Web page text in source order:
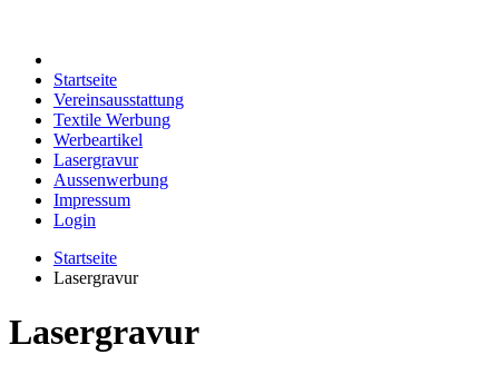
Startseite
Vereinsausstattung
Textile Werbung
Werbeartikel
Lasergravur
Aussenwerbung
Impressum
Login
Startseite
Lasergravur
Lasergravur